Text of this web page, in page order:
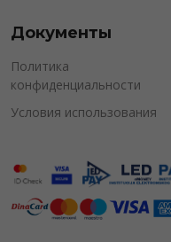
Документы
Политика
конфиденциальности
Условия использования